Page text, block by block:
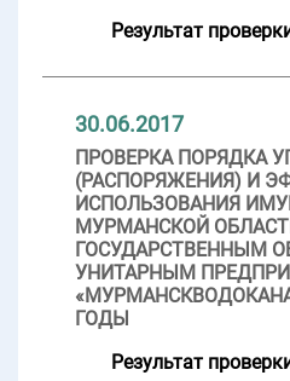
Результат
30.06.2017
ПРОВЕРКА ПОРЯДКА
(РАСПОРЯЖЕНИЯ) И
ИСПОЛЬЗОВАНИЯ
МУРМАНСКОЙ
ГОСУДАРСТВЕННЫМ
УНИТАРНЫМ
ГОДЫ
Результат